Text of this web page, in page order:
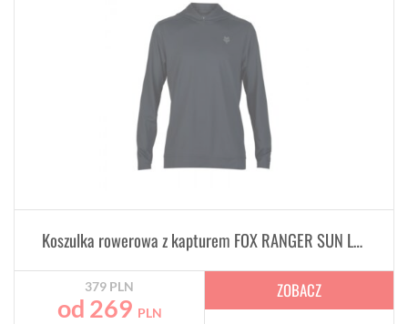
Koszulka rowerowa z kapturem FOX RANGER SUN LS Jersey z długim rękawem Black
379 PLN
od 269 PLN
ZOBACZ